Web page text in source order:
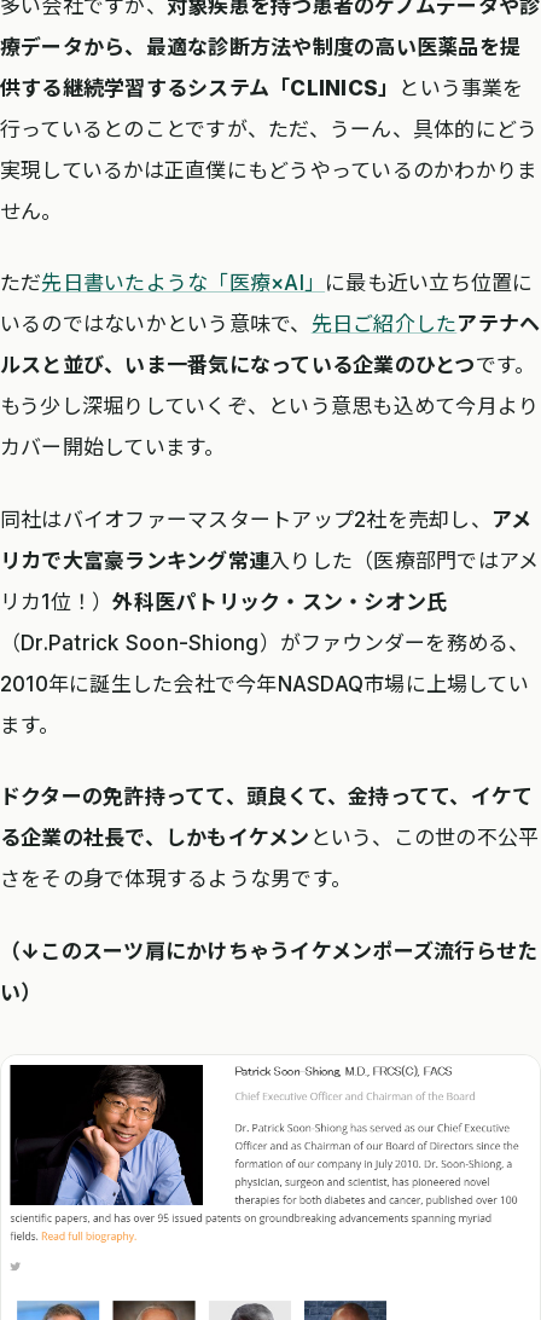
多い会社ですが、 対象疾患を持つ患者のゲノムデータや診
療データから、最適な診断方法や制度の高い医薬品を提
供する継続学習するシステム「CLINICS」
という事業を
行っているとのことですが、ただ、うーん、具体的にどう
実現しているかは正直僕にもどうやっているのかわかりま
せん。
ただ先日書いたような「医療×AI」 に最も近い立ち位置に
いるのではないかという意味で、 先日ご紹介したアテナヘ
ルスと並び、いま一番気になっている企業のひとつです。
もう少し深堀りしていくぞ、という意思も込めて今月より
カバー開始しています。
同社はバイオファーマスタートアップ2社を売却し、
アメ
リカで大富豪ランキング常連入りした（医療部門ではアメ
リカ1位！）外科医パトリック・スン・シオン氏
（Dr.Patrick Soon-Shiong）がファウンダーを務める、
2010年に誕生した会社で今年NASDAQ市場に上場してい
ます。
ドクターの免許持ってて、頭良くて、金持ってて、イケて
る企業の社長で、しかもイケメン という、この世の不公平
さをその身で体現するような男です。
（↓このスーツ肩にかけちゃうイケメンポーズ流行らせた
い）